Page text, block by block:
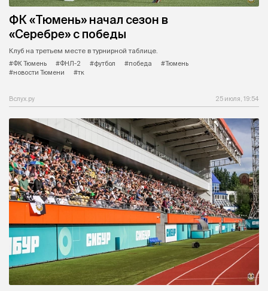
ФК «Тюмень» начал сезон в
«Серебре» с победы
Клуб на третьем месте в турнирной таблице.
#ФК Тюмень
#ФНЛ-2 #футбол #победа
#Тюмень
#новости Тюмени
#тк
Вслух.ру 25 июля, 19:54